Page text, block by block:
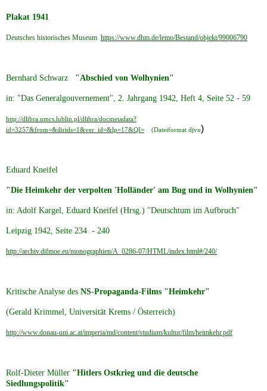
Plakat 1941
Deutsches historisches Museum https://www.dhm.de/lemo/Bestand/objekt/99006790
Bernhard Schwarz "Abschied von Wolhynien"
in: "Das Generalgouvernement", 2. Jahrgang 1942, Heft 4, Seite 52 - 59
http://dlibra.umcs.lublin.pl/dlibra/docmetadata?
id=3257&from=&dirids=1&ver_id=&lp=17&QI=
(Dateiformat djvu)
Eduard Kneifel
"Die Heimkehr der verpolten 'Holländer' am Bug und in Wolhynien"
in: Adolf Kargel, Eduard Kneifel (Hrsg.) "Deutschtum im Aufbruch"
Leipzig 1942, Seite 234 - 240
http://archiv.difmoe.eu/monographien/A_0286-07/HTML/index.html#/240/
Kritische Analyse des NS-Propaganda-Films "Heimkehr"
(Gerald Krimmel, Universität Krems / Österreich)
http://www.donau-uni.ac.at/imperia/md/content/studium/kultur/film/heimkehr.pdf
Rolf-Dieter Müller "Hitlers Ostkrieg und die deutsche
Siedlungspolitik"